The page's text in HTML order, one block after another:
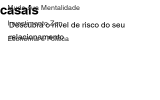
Mude sua Mentalidade
Investimento Zen
Economia e Política
casais
Descubra o nível de risco do seu
relacionamento